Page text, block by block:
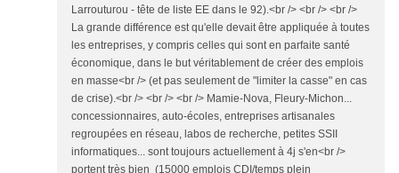
Larrouturou - tête de liste EE dans le 92).<br /> <br /> <br />
La grande différence est qu'elle devait être appliquée à toutes
les entreprises, y compris celles qui sont en parfaite santé
économique, dans le but véritablement de créer des emplois
en masse<br /> (et pas seulement de "limiter la casse" en cas
de crise).<br /> <br /> <br /> Mamie-Nova, Fleury-Michon...
concessionnaires, auto-écoles, entreprises artisanales
regroupées en réseau, labos de recherche, petites SSII
informatiques... sont toujours actuellement à 4j s'en<br />
portent très bien (15000 emplois CDI/temps plein